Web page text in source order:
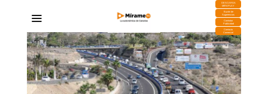
DESCARGA
MIRAPLAY
Buzón de
Sugerencias
Contratar
Publicidad
Contacto
Comercial